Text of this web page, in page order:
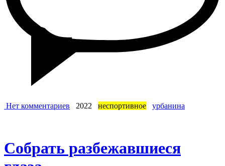
Нет комментариев 2022 неспортивное урбанина
Собрать разбежавшиеся